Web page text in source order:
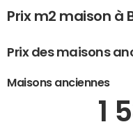
Prix m2 maison
Prix des maisons
Maisons anciennes
1